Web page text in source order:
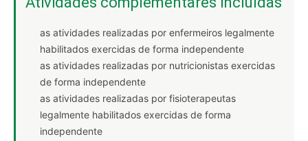
as atividades realizadas por enfermeiros legalmente
habilitados exercidas de forma independente
as atividades realizadas por nutricionistas exercidas
de forma independente
as atividades realizadas por fisioterapeutas
legalmente habilitados exercidas de forma
independente